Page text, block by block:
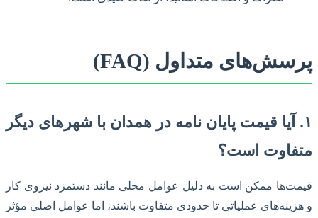
پرسش‌های متداول (FAQ)
۱. آیا قیمت پایان نامه در همدان با شهرهای دیگر
متفاوت است؟
قیمت‌ها ممکن است به دلیل عوامل محلی مانند دستمزد نیروی کار
و هزینه‌های عملیاتی تا حدودی متفاوت باشند، اما عوامل اصلی مؤثر